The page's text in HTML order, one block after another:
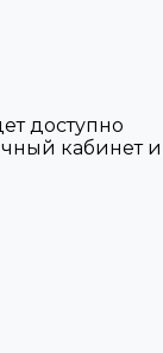
доступно
кабинет и